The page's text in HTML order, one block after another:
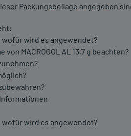
Packungsbeilage angegeben
wofür wird es angewendet?
MACROGOL AL 13,7 g beachten?
wofür wird es angewendet?